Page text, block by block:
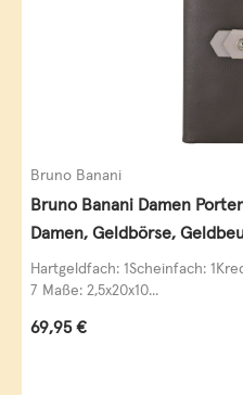
Bruno Banani
Bruno Banani Damen
Damen, Geldbörse,
Leder
Hartgeldfach: 1Scheinfach:
7 Maße: 2,5x20x10...
Regulärer Preis:
69,95 €